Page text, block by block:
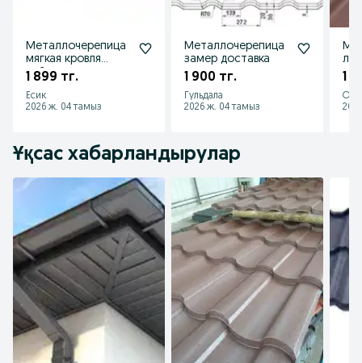
Металлочерепица
мягкая кровля
сайдинг водосток
1 899 тг.
Есик
2026 ж. 04 тамыз
Металлочерепица
замер доставка
1 900 тг.
Гульдала
2026 ж. 04 тамыз
1
Ұқсас хабарландырулар